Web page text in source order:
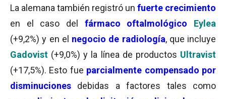
La alemana también registró un fuerte crecimiento
en el caso del fármaco oftalmológico
Eylea
(+9,2%) y en el negocio de radiología, que incluye
Gadovist (+9,0%) y la línea de productos Ultravist
(+17,5%). Esto fue parcialmente compensado por
disminuciones
debidas a factores tales como